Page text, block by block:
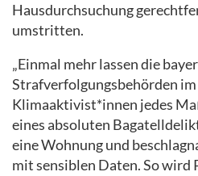
Hausdurchsuchung
umstritten.
„Einmal mehr lassen die
Strafverfolgungsbehörden
Klimaaktivist*innen jedes
eines absoluten
eine Wohnung und
mit sensiblen Daten. So